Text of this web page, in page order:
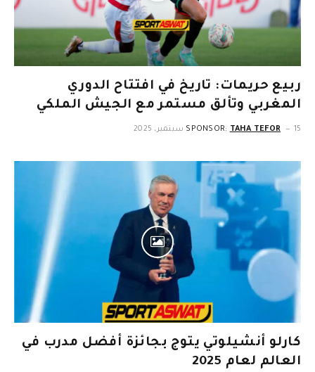
ربيع حريمات: تاريخ في افتتاح الدوري
المغربي وتألق مستمر مع الجيش الملكي
SPONSOR: TAHA TEFOR 15 سبتمبر، 2025
كارلو أنشيلوتي يتوج بجائزة أفضل مدرب في
العالم لعام 2025